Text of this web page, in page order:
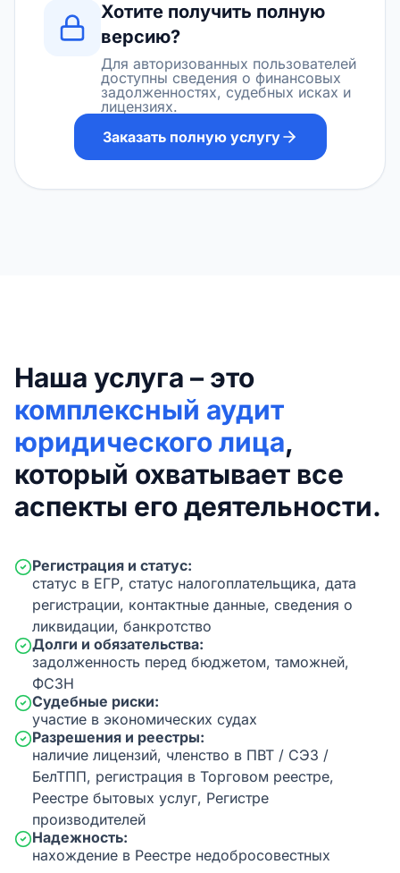
Хотите получить полную
версию?
Для авторизованных пользователей
доступны сведения о финансовых
задолженностях, судебных исках и
лицензиях.
Заказать полную услугу
Наша услуга – это
комплексный аудит
юридического лица,
который охватывает все
аспекты его деятельности.
Регистрация и статус:
статус в ЕГР, статус налогоплательщика, дата
регистрации, контактные данные, сведения о
ликвидации, банкротство
Долги и обязательства:
задолженность перед бюджетом, таможней,
ФСЗН
Судебные риски:
участие в экономических судах
Разрешения и реестры:
наличие лицензий, членство в ПВТ / СЭЗ /
БелТПП, регистрация в Торговом реестре,
Реестре бытовых услуг, Регистре
производителей
Надежность:
нахождение в Реестре недобросовестных